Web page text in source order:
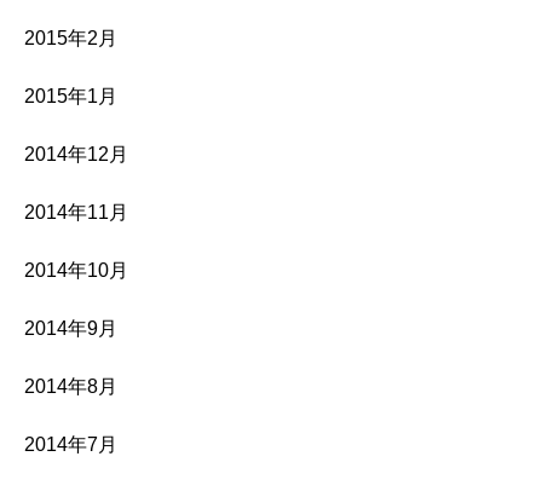
2015年2月
2015年1月
2014年12月
2014年11月
2014年10月
2014年9月
2014年8月
2014年7月